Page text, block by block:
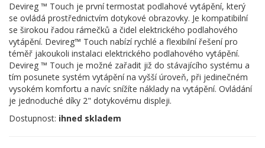
Devireg ™ Touch je první termostat podlahové vytápění, který
se ovládá prostřednictvím dotykové obrazovky. Je kompatibilní
se širokou řadou rámečků a čidel elektrického podlahového
vytápění. Devireg™ Touch nabízí rychlé a flexibilní řešení pro
téměř jakoukoli instalaci elektrického podlahového vytápění.
Devireg ™ Touch je možné zařadit již do stávajícího systému a
tím posunete systém vytápění na vyšší úroveň, při jedinečném
vysokém komfortu a navíc snížíte náklady na vytápění. Ovládání
je jednoduché díky 2" dotykovému displeji.
Dostupnost: ihned skladem